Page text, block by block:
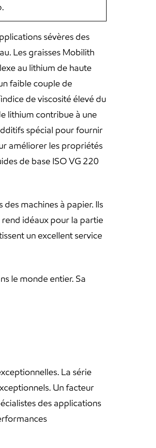
sévères des
Les graisses Mobilith
au lithium de haute
faible couple de
de viscosité élevé du
lithium contribue à une
spécial pour fournir
améliorer les propriétés
de base ISO VG 220
machines à papier. Ils
idéaux pour la partie
un excellent service
le monde entier. Sa
La série
Un facteur
des applications